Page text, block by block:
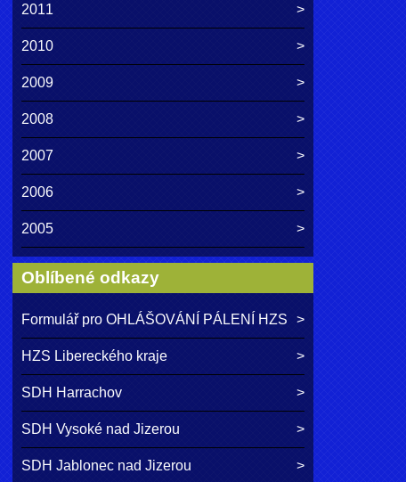
2011
2010
2009
2008
2007
2006
2005
Oblíbené odkazy
Formulář pro OHLÁŠOVÁNÍ PÁLENÍ HZS
HZS Libereckého kraje
SDH Harrachov
SDH Vysoké nad Jizerou
SDH Jablonec nad Jizerou